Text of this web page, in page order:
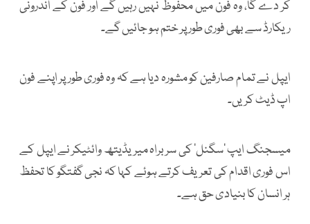
کر دے گا، وہ فون میں محفوظ نہیں رہیں گے اور فون کے اندرونی
ریکارڈ سے بھی فوری طور پر ختم ہو جائیں گے۔
ایپل نے تمام صارفین کو مشورہ دیا ہے کہ وہ فوری طور پر اپنے فون
اپ ڈیٹ کریں۔
میسجنگ ایپ ’سگنل‘ کی سربراہ میریڈیتھ وائٹیکر نے ایپل کے
اس فوری اقدام کی تعریف کرتے ہوئے کہا کہ نجی گفتگو کا تحفظ
ہر انسان کا بنیادی حق ہے۔